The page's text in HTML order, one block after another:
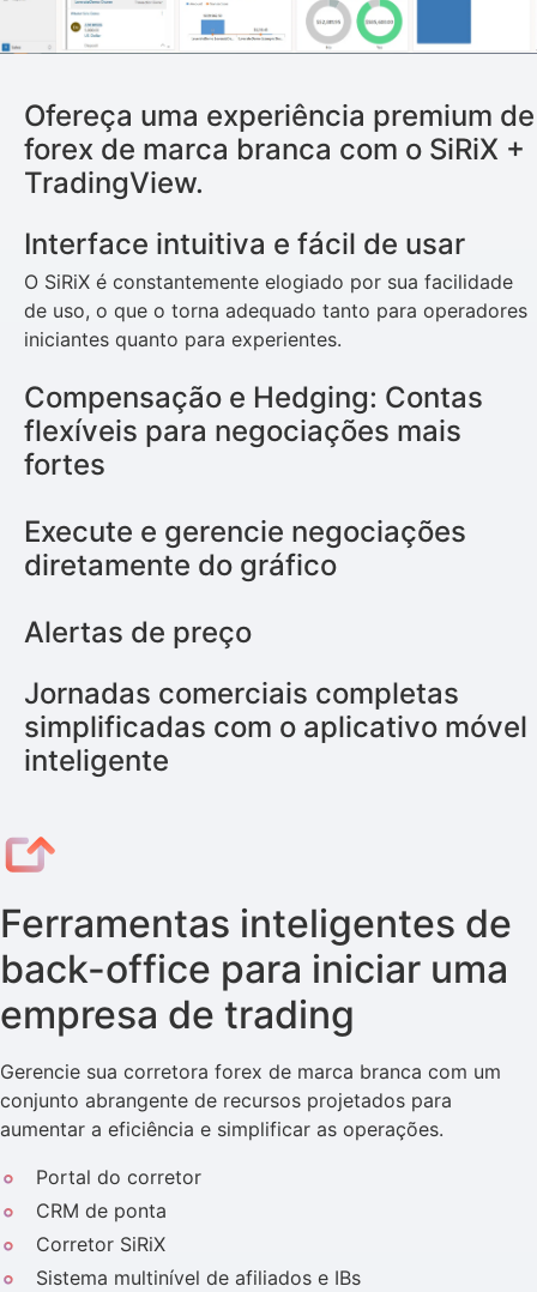
Ofereça uma experiência premium de
forex de marca branca com o SiRiX +
TradingView.
Interface intuitiva e fácil de usar
O SiRiX é constantemente elogiado por sua facilidade
de uso, o que o torna adequado tanto para operadores
iniciantes quanto para experientes.
Compensação e Hedging: Contas
flexíveis para negociações mais
fortes
Execute e gerencie negociações
diretamente do gráfico
Alertas de preço
Jornadas comerciais completas
simplificadas com o aplicativo móvel
inteligente
Ferramentas inteligentes de
back-office para iniciar uma
empresa de trading
Gerencie sua corretora forex de marca branca com um
conjunto abrangente de recursos projetados para
aumentar a eficiência e simplificar as operações.
Portal do corretor
CRM de ponta
Corretor SiRiX
Sistema multinível de afiliados e IBs